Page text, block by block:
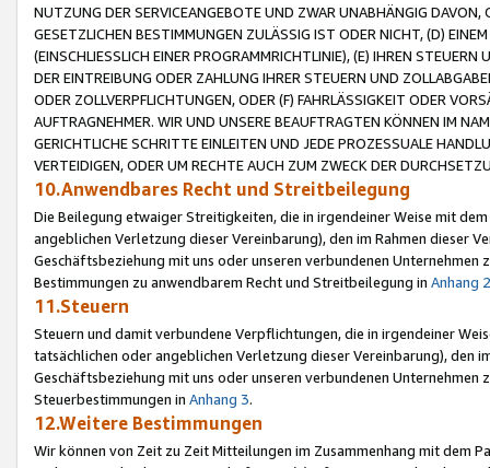
NUTZUNG DER SERVICEANGEBOTE UND ZWAR UNABHÄNGIG
GESETZLICHEN BESTIMMUNGEN ZULÄSSIG IST ODER NICHT, (D)
(EINSCHLIESSLICH EINER PROGRAMMRICHTLINIE), (E) IHREN
DER EINTREIBUNG ODER ZAHLUNG IHRER STEUERN UND
ODER ZOLLVERPFLICHTUNGEN, ODER (F) FAHRLÄSSIGKEIT ODER
AUFTRAGNEHMER. WIR UND UNSERE BEAUFTRAGTEN KÖNNEN IM
GERICHTLICHE SCHRITTE EINLEITEN UND JEDE PROZESSUALE
VERTEIDIGEN, ODER UM RECHTE AUCH ZUM ZWECK DER
10.Anwendbares Recht und Streitbeilegung
Die Beilegung etwaiger Streitigkeiten, die in irgendeiner Weise mit
angeblichen Verletzung dieser Vereinbarung), den im Rahmen dieser
Geschäftsbeziehung mit uns oder unseren verbundenen
Bestimmungen zu anwendbarem Recht und Streitbeilegung in Anhang 2
11.Steuern
Steuern und damit verbundene Verpflichtungen, die in irgendeiner
tatsächlichen oder angeblichen Verletzung dieser Vereinbarung), den
Geschäftsbeziehung mit uns oder unseren verbundenen
Steuerbestimmungen in Anhang 3.
12.Weitere Bestimmungen
Wir können von Zeit zu Zeit Mitteilungen im Zusammenhang mit dem